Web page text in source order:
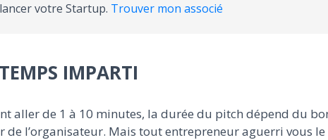
lancer votre Startup. Trouver mon associé
IMPARTI
aller de 1 à 10 minutes, la durée du pitch dépend du
de l’organisateur. Mais tout entrepreneur aguerri vous le